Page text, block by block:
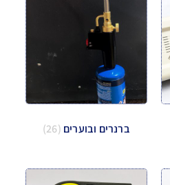
ברנרים ובוערים (26)